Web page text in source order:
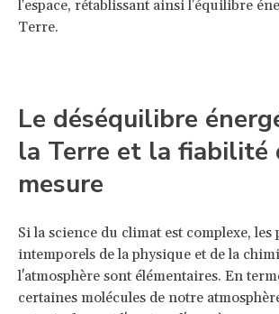
l'espace, rétablissant ainsi l'équilibre
Terre.
Le déséquilibre
la Terre et la fiabilité
mesure
Si la science du climat est complexe,
intemporels de la physique et de la
l'atmosphère sont élémentaires. En
certaines molécules de notre